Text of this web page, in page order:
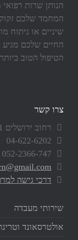
הנותן שרות
המחמד שלכם
שיניים או ניתוח
החיים שלכם
הטיפול הטוב
צרו קשר
רחוב ירושלים 1, חדרה
04-622-6202
052-2366-747
דרכי גישה
שירותי מעבדה
אולטרסאונד